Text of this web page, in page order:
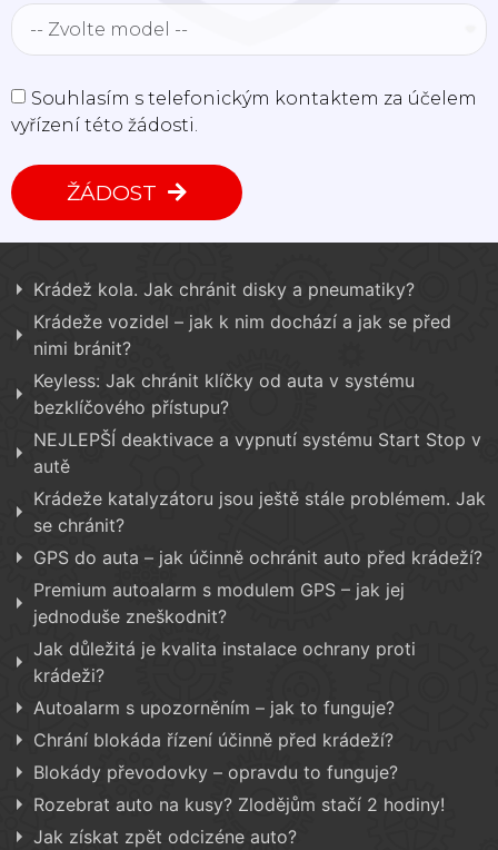
Souhlasím s telefonickým kontaktem za účelem
vyřízení této žádosti.
ŽÁDOST
Krádež kola. Jak chránit disky a pneumatiky?
Krádeže vozidel – jak k nim dochází a jak se před
nimi bránit?
Keyless: Jak chránit klíčky od auta v systému
bezklíčového přístupu?
NEJLEPŠÍ deaktivace a vypnutí systému Start Stop v
autě
Krádeže katalyzátoru jsou ještě stále problémem. Jak
se chránit?
GPS do auta – jak účinně ochránit auto před krádeží?
Premium autoalarm s modulem GPS – jak jej
jednoduše zneškodnit?
Jak důležitá je kvalita instalace ochrany proti
krádeži?
Autoalarm s upozorněním – jak to funguje?
Chrání blokáda řízení účinně před krádeží?
Blokády převodovky – opravdu to funguje?
Rozebrat auto na kusy? Zlodějům stačí 2 hodiny!
Jak získat zpět odcizéne auto?